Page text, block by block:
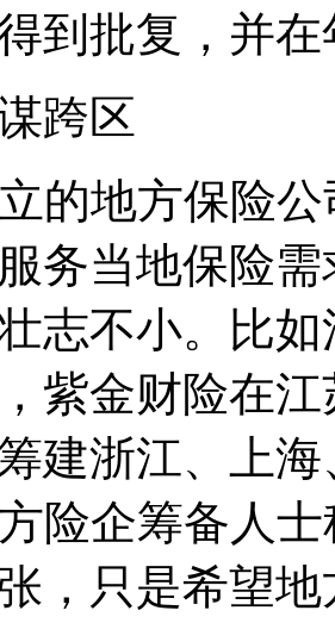
到批复，并
跨区
的地方保险公
务当地保险
志不小。比
紫金财险在
建浙江、上
险企筹备人士
，只是希望